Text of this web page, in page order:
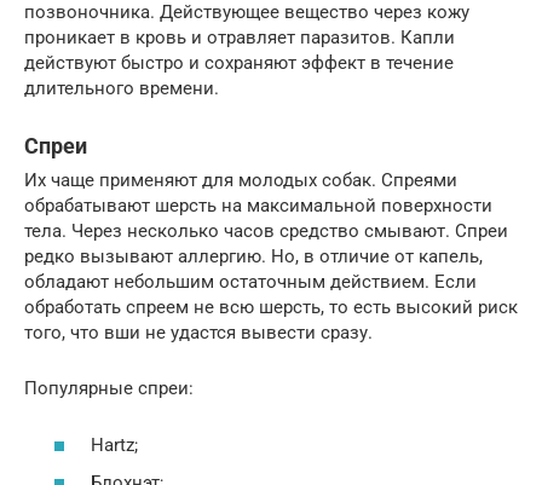
позвоночника. Действующее вещество через кожу
проникает в кровь и отравляет паразитов. Капли
действуют быстро и сохраняют эффект в течение
длительного времени.
Спреи
Их чаще применяют для молодых собак. Спреями
обрабатывают шерсть на максимальной поверхности
тела. Через несколько часов средство смывают. Спреи
редко вызывают аллергию. Но, в отличие от капель,
обладают небольшим остаточным действием. Если
обработать спреем не всю шерсть, то есть высокий риск
того, что вши не удастся вывести сразу.
Популярные спреи:
Hartz;